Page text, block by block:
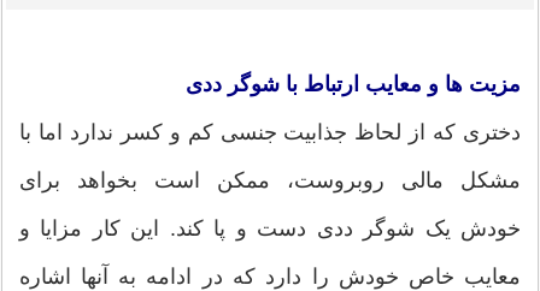
مزیت ها و معایب ارتباط با شوگر ددی
دختری که از لحاظ جذابیت جنسی کم و کسر ندارد اما با
مشکل مالی روبروست، ممکن است بخواهد برای
خودش یک شوگر ددی دست و پا کند. این کار مزایا و
معایب خاص خودش را دارد که در ادامه به آنها اشاره